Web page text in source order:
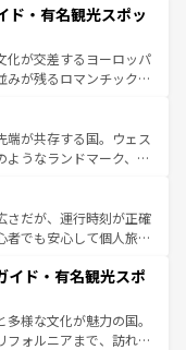
なるスペインはその個
麗な宮殿、歴史的な大
自然が、訪れる者を心
美食の国としても知ら
文化遺産にも登録されて
楽しみ方が可能だ。さ
溢れており、どの街角に
。パリ以外の個性あふ
ド・有名観光スポッ
化が交差するヨーロッパ
みが残るロマンチック街
飽きることがない。ベ
州のアルプスの絶景、そ
った風景は必見。ビール
なお、新着の
照してほしい。
端が共存する国。ウェス
ようなランドマーク、歴
、優雅なアフタヌーン
い英国パブ、サッカー観
験も豊富。イギリスを旅
さだが、運行時刻が正確
者でも安心して個人旅行
ならではのユニークな
なく町歩きも満喫する
め物価も高いが、旅行
もあり、うまく活用すれ
イド・有名観光スポ
様な文化が魅力の国。
フォルニアまで、訪れる